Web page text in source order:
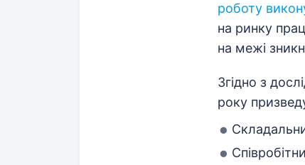
роботу
на ринку
на межі
Згідно з
року